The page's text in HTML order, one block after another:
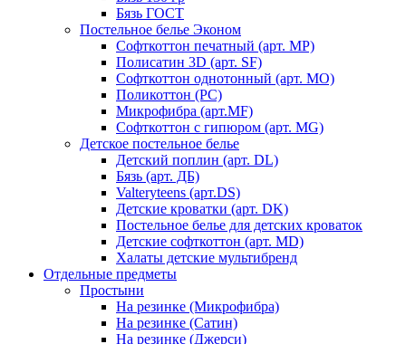
Бязь ГОСТ
Постельное белье Эконом
Софткоттон печатный (арт. MР)
Полисатин 3D (арт. SF)
Софткоттон однотонный (арт. MO)
Поликоттон (PC)
Микрофибра (арт.MF)
Софткоттон с гипюром (арт. MG)
Детское постельное белье
Детский поплин (арт. DL)
Бязь (арт. ДБ)
Valteryteens (арт.DS)
Детские кроватки (арт. DK)
Постельное белье для детских кроваток
Детские софткоттон (арт. MD)
Халаты детские мультибренд
Отдельные предметы
Простыни
На резинке (Микрофибра)
На резинке (Сатин)
На резинке (Джерси)